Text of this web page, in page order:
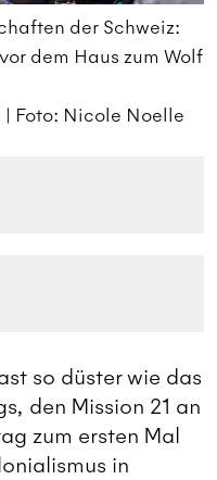
der Schweiz:
dem Haus zum Wolf
Foto: Nicole Noelle
so düster wie das
den Mission 21 an
zum ersten Mal
in